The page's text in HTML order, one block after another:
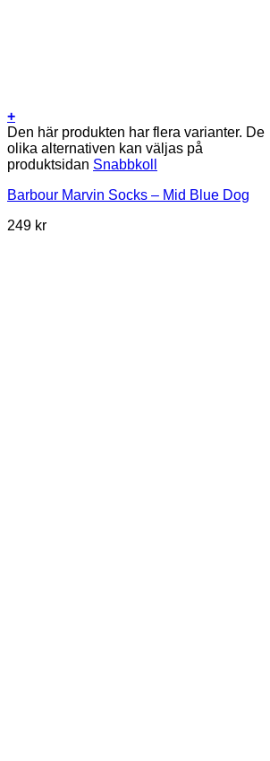
+
Den här produkten har flera varianter. De
olika alternativen kan väljas på
produktsidan Snabbkoll
Barbour Marvin Socks – Mid Blue Dog
249 kr